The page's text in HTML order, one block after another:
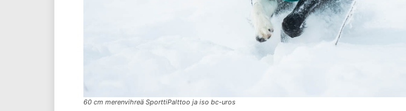
60 cm merenvihreä SporttiPalttoo ja iso bc-uros